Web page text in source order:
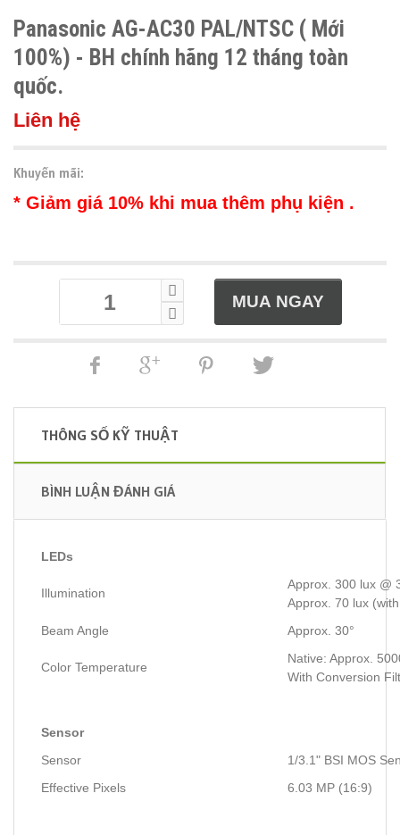
Panasonic AG-AC30 PAL/NTSC ( Mới
100%) - BH chính hãng 12 tháng toàn
quốc.
Liên hệ
Khuyến mãi:
* Giảm giá 10% khi mua thêm phụ kiện .
THÔNG SỐ KỸ THUẬT
BÌNH LUẬN ĐÁNH GIÁ
LEDs
Illumination
Approx. 300 lux @
Approx. 70 lux
Beam Angle
Approx. 30°
Color Temperature
Native: Approx.
With Conversion
Sensor
Sensor
1/3.1" BSI MOS
Effective Pixels
6.03 MP (16:9)